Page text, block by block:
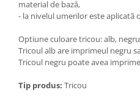
material de bază,
- la nivelul umerilor este aplicată
Optiune culoare tricou: alb,
Tricoul alb are imprimeul negru
Tricoul negru poate avea
Tip produs: Tricou